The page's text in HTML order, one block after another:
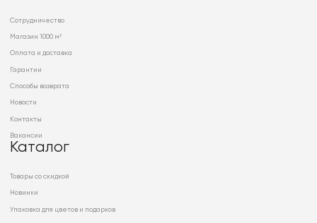
Сотрудничество
Магазин 1000 м²
Оплата и доставка
Гарантии
Способы возврата
Новости
Контакты
Вакансии
Каталог
Товары со скидкой
Новинки
Упаковка для цветов и подарков